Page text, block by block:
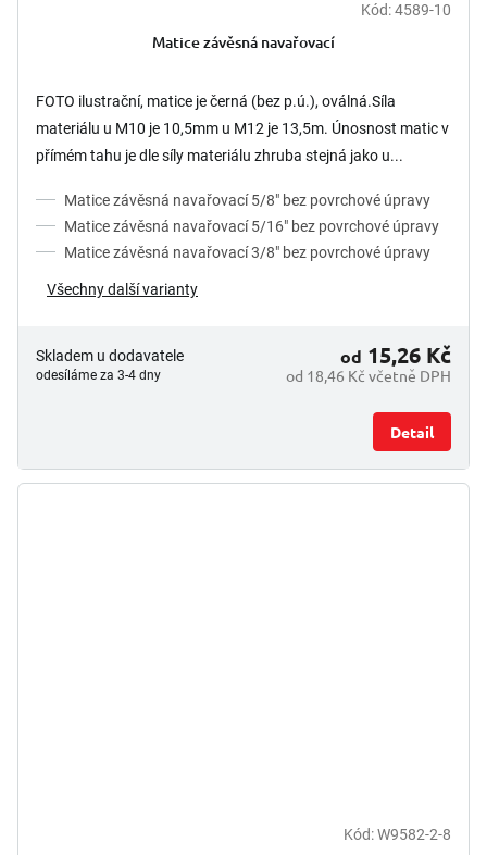
Kód:4589-10
Matice závěsná navařovací
FOTO ilustrační, matice je černá (bez p.ú.), oválná.Síla
materiálu u M10 je 10,5mm u M12 je 13,5m. Únosnost matic v
přímém tahu je dle síly materiálu zhruba stejná jako u...
Matice závěsná navařovací 5/8" bez povrchové úpravy
Matice závěsná navařovací 5/16" bez povrchové úpravy
Matice závěsná navařovací 3/8" bez povrchové úpravy
Všechny další varianty
Skladem u dodavatele
odesíláme za 3-4 dny od 18,46 Kč včetně DPH
od 15,26 Kč
Detail
Kód:W9582-2-8